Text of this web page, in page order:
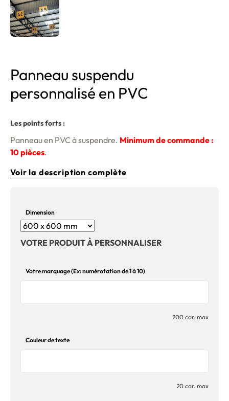
Panneau suspendu
personnalisé en PVC
Les points forts :
Panneau en PVC à suspendre. Minimum de commande :
10 pièces.
Voir la description complète
Dimension
VOTRE PRODUIT À PERSONNALISER
Votre marquage (Ex: numérotation de 1 à 10)
200 car. max
Couleur de texte
20 car. max